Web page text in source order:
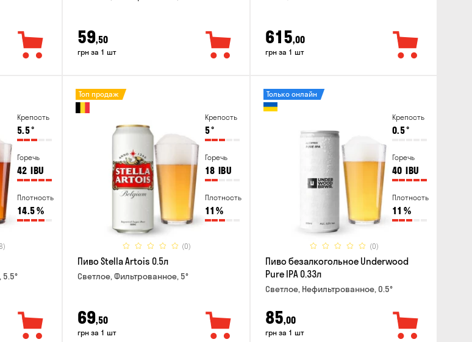
59,50
грн за 1 шт
615,00
грн за 1 шт
Крепость
5.5°
Горечь
42 IBU
Плотность
14.5%
Крепость
5°
Горечь
18 IBU
Плотность
11 %
(0)
Топ продаж
Пиво Stella Artois 0.5л
Светлое, Фильтрованное, 5°
69,50
грн за 1 шт
Крепость
0.5°
Горечь
40 IBU
Плотность
11 %
(0)
Только онлайн
Пиво безалкогольное Underwood
Pure IPA 0.33л
Светлое, Нефильтрованное, 0.5°
85,00
грн за 1 шт